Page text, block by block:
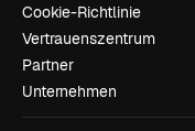
Cookie-Richtlinie
Vertrauenszentrum
Partner
Unternehmen